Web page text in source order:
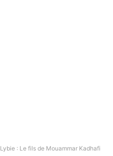
Lybie : Le fils de Mouammar Kadhafi